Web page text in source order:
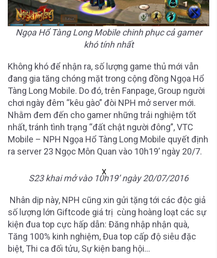
Ngọa Hổ Tàng Long Mobile chinh phục cả gamer
khó tính nhất
Không khó để nhận ra, số lượng game thủ mới vẫn
đang gia tăng chóng mặt trong cộng đồng Ngọa Hổ
Tàng Long Mobile. Do đó, trên Fanpage, Group người
chơi ngày đêm “kêu gào” đòi NPH mở server mới.
Nhằm đem đến cho gamer những trải nghiệm tốt
nhất, tránh tình trạng “đất chật người đông”, VTC
Mobile – NPH Ngọa Hổ Tàng Long Mobile quyết định
ra server 23 Ngọc Môn Quan vào 10h19’ ngày 20/7.
X
S23 khai mở vào 10h19’ ngày 20/07/2016
Nhân dịp này, NPH cũng xin gửi tặng tới các độc giả
số lượng lớn Giftcode giá trị cùng hoàng loạt các sự
kiện đua top cực hấp dẫn: Đăng nhập nhận quà,
Tăng 100% kinh nghiệm, Đua top cấp độ siêu đặc
biệt, Thi ca đối tửu, Sự kiện bang hội…